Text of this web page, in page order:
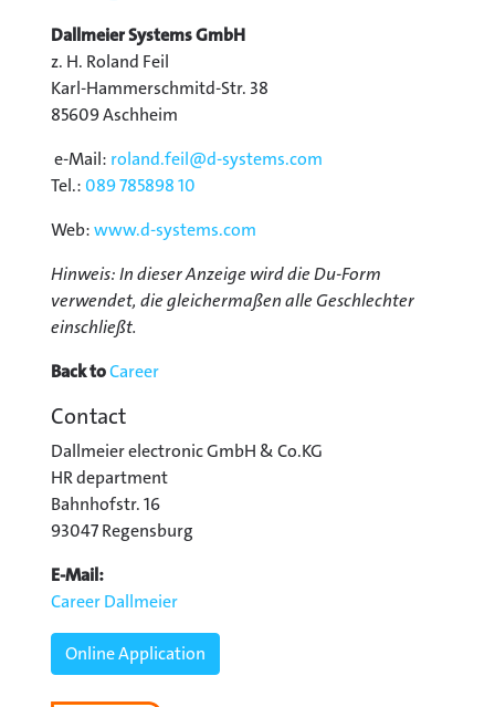
Dallmeier Systems GmbH
z. H. Roland Feil
Karl-Hammerschmitd-Str. 38
85609 Aschheim
e-Mail: roland.feil@d-systems.com
Tel.:089 785898 10
Web:www.d-systems.com
Hinweis: In dieser Anzeige wird die Du-Form
verwendet, die gleichermaßen alle Geschlechter
einschließt.
Back toCareer
Contact
Dallmeier electronic GmbH & Co.KG
HR department
Bahnhofstr. 16
93047 Regensburg
E-Mail:
Career Dallmeier
Online Application